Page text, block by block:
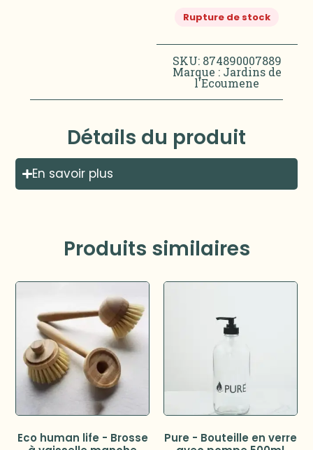
Rupture de stock
SKU: 874890007889
Marque : Jardins de
l'Ecoumene
Détails du produit
En savoir plus
Produits similaires
Eco human life - Brosse
Pure - Bouteille en verre